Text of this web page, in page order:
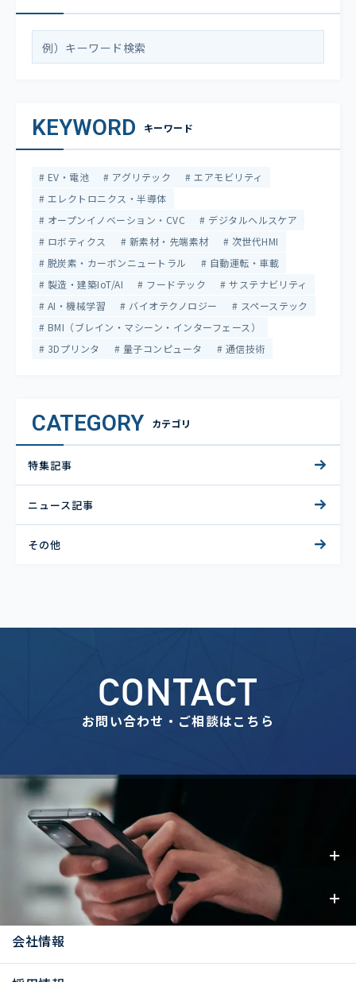
KEYWORD キーワード
EV・電池 アグリテック
エアモビリティ
エレクトロニクス・半導体
オープンイノベーション・CVC
デジタルヘルスケア
ロボティクス
新素材・先端素材
次世代HMI
脱炭素・カーボンニュートラル
自動運転・車載
製造・建築IoT/AI
フードテック
サステナビリティ
AI・機械学習
バイオテクノロジー
スペーステック
BMI（ブレイン・マシーン・インターフェース）
3Dプリンタ
量子コンピュータ 通信技術
CATEGORY カテゴリ
特集記事
ニュース記事
その他
CONTACT
お問い合わせ・ご相談はこちら
事業内容
お知らせ
会社情報